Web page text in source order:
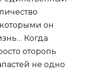
он
Когда
оторопь
не одно